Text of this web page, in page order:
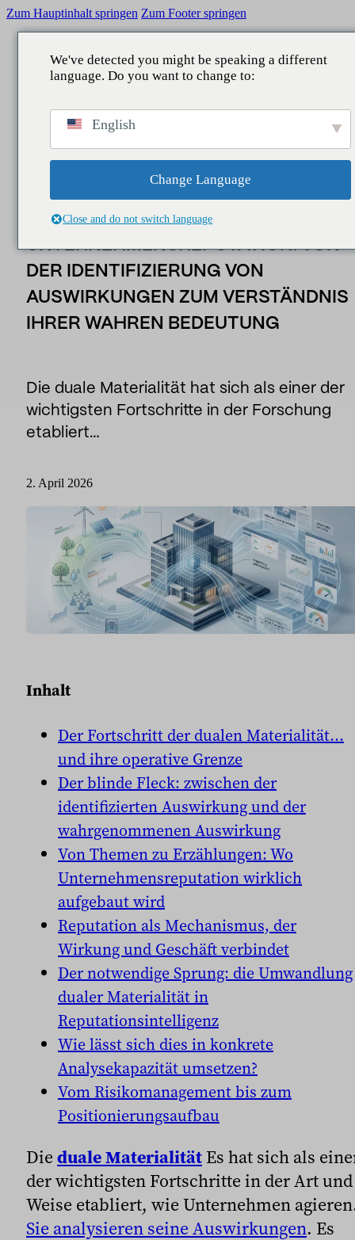
Zum Hauptinhalt springen Zum Footer springen
Legislative
Datensee
Menschen
Kontaktstelle
Sport
Unternehmenskommunikation
Reputation und Marke
Manager und Führungskräfte
Öffentlichkeitsarbeit
Marketing und Sponsoring
Sport und Talent
Medien und Berichterstattung
Studien
Business Intelligence
Nachrichten
/Regulierungsinformationen
Wesentlichkeit und Unternehmensreputation: von der
Identifizierung von Auswirkungen zum Verständnis ihrer
wahren Bedeutung
DOPPELTE WESENTLICHKEIT UND
UNTERNEHMENSREPUTATION: VON
DER IDENTIFIZIERUNG VON
AUSWIRKUNGEN ZUM VERSTÄNDNIS
IHRER WAHREN BEDEUTUNG
Die duale Materialität hat sich als einer der
wichtigsten Fortschritte in der Forschung
etabliert…
2. April 2026
Inhalt
Der Fortschritt der dualen Materialität…
und ihre operative Grenze
Der blinde Fleck: zwischen der
identifizierten Auswirkung und der
wahrgenommenen Auswirkung
Von Themen zu Erzählungen: Wo
Unternehmensreputation wirklich
aufgebaut wird
Reputation als Mechanismus, der
Wirkung und Geschäft verbindet
Der notwendige Sprung: die Umwandlung
dualer Materialität in
Reputationsintelligenz
Wie lässt sich dies in konkrete
Analysekapazität umsetzen?
Vom Risikomanagement bis zum
Positionierungsaufbau
Die duale Materialität Es hat sich als
der wichtigsten Fortschritte in der Art und
Weise etabliert, wie Unternehmen
Sie analysieren seine Auswirkungen. Es
We've detected you might be speaking a different
language. Do you want to change to:
English
Change Language
Close and do not switch language